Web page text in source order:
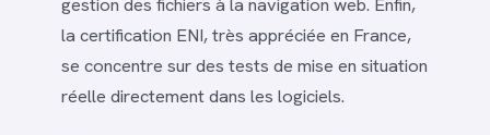
gestion des fichiers à la navigation web. Enfin,
la certification ENI, très appréciée en France,
se concentre sur des tests de mise en situation
réelle directement dans les logiciels.